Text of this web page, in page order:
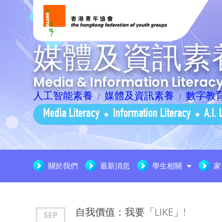
媒體及資訊素
Media & Information
人工智能素養 媒體及資訊素養 數字教
Media Literacy Information Literacy A.I.
關於我們 最新消息 學生相關
SEP 自我價值：我要「LIKE」!